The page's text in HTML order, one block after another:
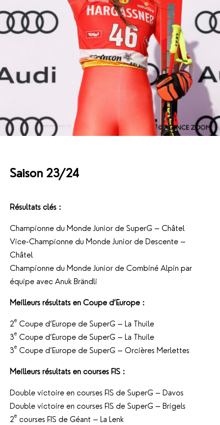
Saison 23/24
Résultats clés :
Championne du Monde Junior de SuperG – Châtel
Vice-Championne du Monde Junior de Descente –
Châtel
Championne du Monde Junior de Combiné Alpin par
équipe avec Anuk Brändli
Meilleurs résultats en Coupe d’Europe :
2e Coupe d’Europe de SuperG – La Thuile
3e Coupe d’Europe de SuperG – La Thuile
3e Coupe d’Europe de SuperG – Orcières Merlettes
Meilleurs résultats en courses FIS :
Double victoire en courses FIS de SuperG – Davos
Double victoire en courses FIS de SuperG – Brigels
2e courses FIS de Géant – La Lenk